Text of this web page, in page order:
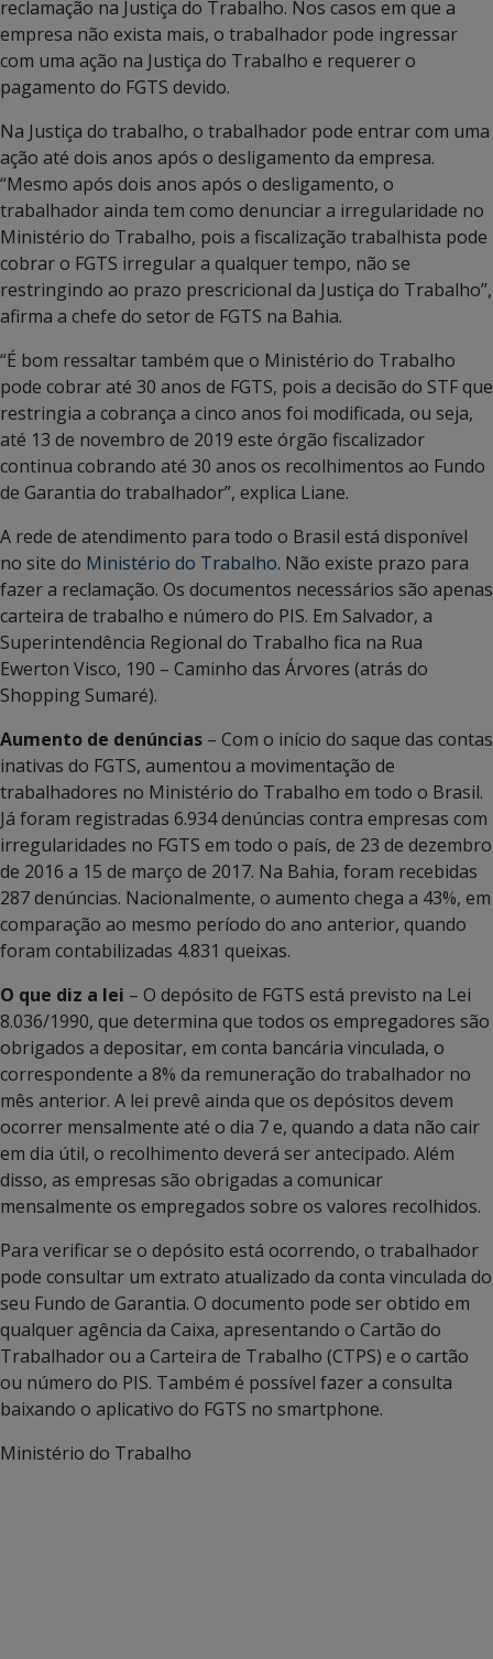
reclamação na Justiça do Trabalho. Nos casos em que a
empresa não exista mais, o trabalhador pode ingressar
com uma ação na Justiça do Trabalho e requerer o
pagamento do FGTS devido.
Na Justiça do trabalho, o trabalhador pode entrar com uma
ação até dois anos após o desligamento da empresa.
“Mesmo após dois anos após o desligamento, o
trabalhador ainda tem como denunciar a irregularidade no
Ministério do Trabalho, pois a fiscalização trabalhista pode
cobrar o FGTS irregular a qualquer tempo, não se
restringindo ao prazo prescricional da Justiça do Trabalho”,
afirma a chefe do setor de FGTS na Bahia.
“É bom ressaltar também que o Ministério do Trabalho
pode cobrar até 30 anos de FGTS, pois a decisão do STF que
restringia a cobrança a cinco anos foi modificada, ou seja,
até 13 de novembro de 2019 este órgão fiscalizador
continua cobrando até 30 anos os recolhimentos ao Fundo
de Garantia do trabalhador”, explica Liane.
A rede de atendimento para todo o Brasil está disponível
no site do Ministério do Trabalho. Não existe prazo para
fazer a reclamação. Os documentos necessários são apenas
carteira de trabalho e número do PIS. Em Salvador, a
Superintendência Regional do Trabalho fica na Rua
Ewerton Visco, 190 – Caminho das Árvores (atrás do
Shopping Sumaré).
Aumento de denúncias – Com o início do saque das contas
inativas do FGTS, aumentou a movimentação de
trabalhadores no Ministério do Trabalho em todo o Brasil.
Já foram registradas 6.934 denúncias contra empresas com
irregularidades no FGTS em todo o país, de 23 de dezembro
de 2016 a 15 de março de 2017. Na Bahia, foram recebidas
287 denúncias. Nacionalmente, o aumento chega a 43%, em
comparação ao mesmo período do ano anterior, quando
foram contabilizadas 4.831 queixas.
O que diz a lei – O depósito de FGTS está previsto na Lei
8.036/1990, que determina que todos os empregadores são
obrigados a depositar, em conta bancária vinculada, o
correspondente a 8% da remuneração do trabalhador no
mês anterior. A lei prevê ainda que os depósitos devem
ocorrer mensalmente até o dia 7 e, quando a data não cair
em dia útil, o recolhimento deverá ser antecipado. Além
disso, as empresas são obrigadas a comunicar
mensalmente os empregados sobre os valores recolhidos.
Para verificar se o depósito está ocorrendo, o trabalhador
pode consultar um extrato atualizado da conta vinculada do
seu Fundo de Garantia. O documento pode ser obtido em
qualquer agência da Caixa, apresentando o Cartão do
Trabalhador ou a Carteira de Trabalho (CTPS) e o cartão
ou número do PIS. Também é possível fazer a consulta
baixando o aplicativo do FGTS no smartphone.
Ministério do Trabalho